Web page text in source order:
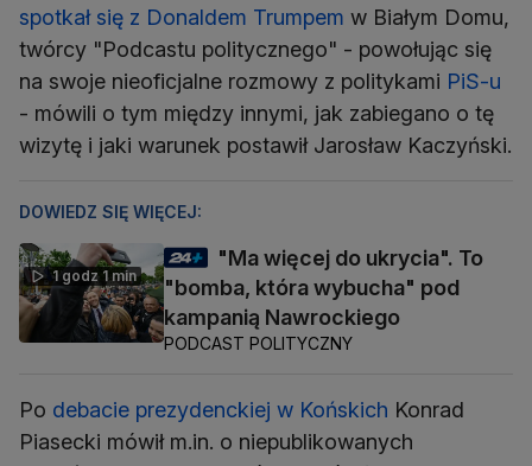
spotkał się z Donaldem Trumpem w Białym Domu,
twórcy "Podcastu politycznego" - powołując się
na swoje nieoficjalne rozmowy z politykami PiS-u
- mówili o tym między innymi, jak zabiegano o tę
wizytę i jaki warunek postawił Jarosław Kaczyński.
1 godz 1 min
DOWIEDZ SIĘ WIĘCEJ:
"Ma więcej do ukrycia". To
"bomba, która wybucha" pod
kampanią Nawrockiego
PODCAST POLITYCZNY
Po debacie prezydenckiej w Końskich Konrad
Piasecki mówił m.in. o niepublikowanych